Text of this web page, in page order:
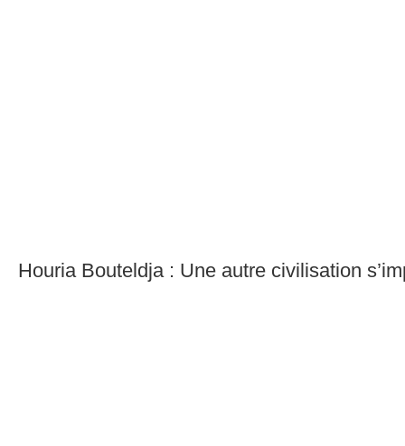
Houria Bouteldja : Une autre civilisation